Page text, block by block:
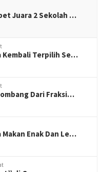
Juara 2 Sekolah …
Kembali Terpilih Se…
Dari Fraksi…
Makan Enak Dan Le…